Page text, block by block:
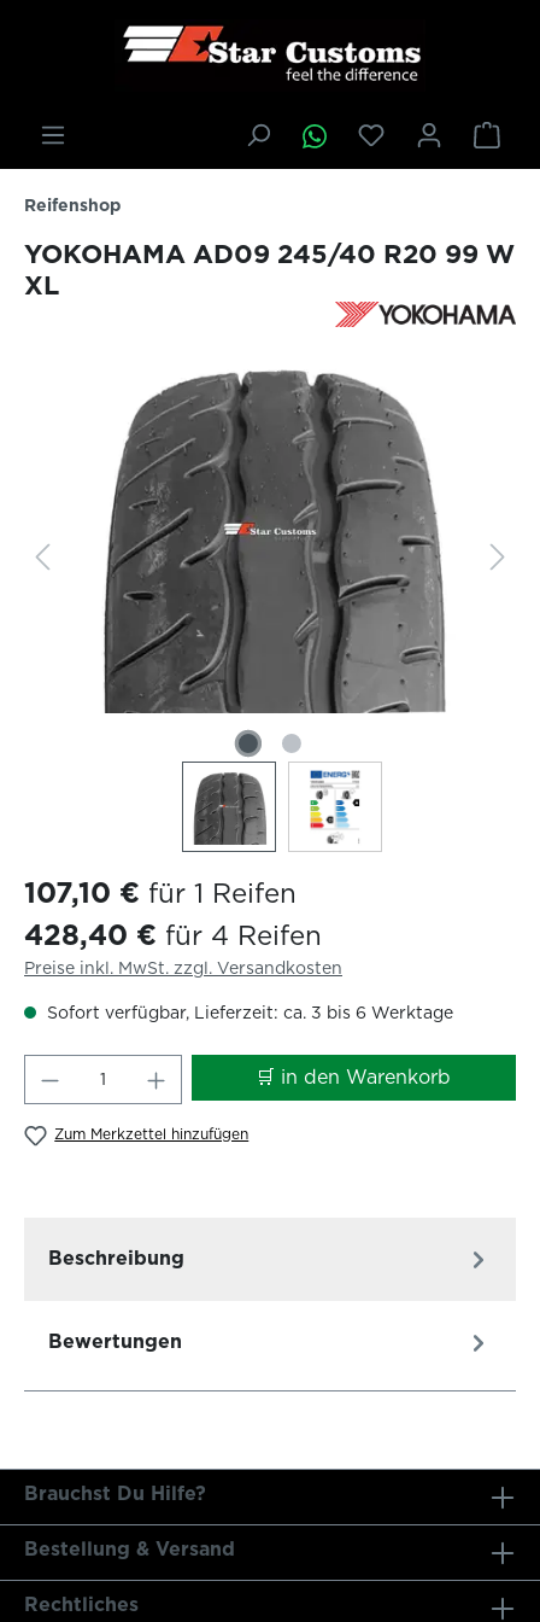
springen
Reifenshop
YOKOHAMA AD09 245/40 R20 99 W
XL
107,10 € für 1 Reifen
428,40 € für 4 Reifen
Preise inkl. MwSt. zzgl. Versandkosten
Sofort verfügbar, Lieferzeit: ca. 3 bis 6 Werktage
Produkt Anzahl: Gib den🛒 in den Warenkorb
Zum Merkzettel hinzufügen
Beschreibung
Bewertungen
Brauchst Du Hilfe?
Bestellung & Versand
Rechtliches